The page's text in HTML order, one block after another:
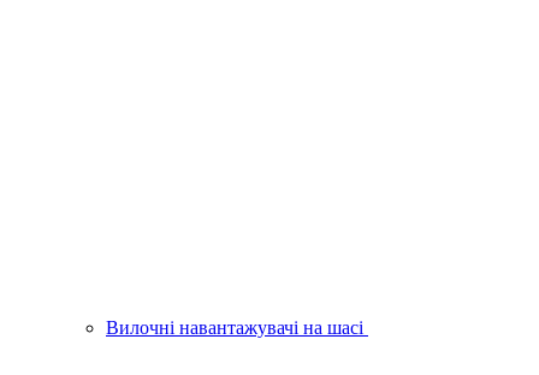
Вилочні навантажувачі на шасі